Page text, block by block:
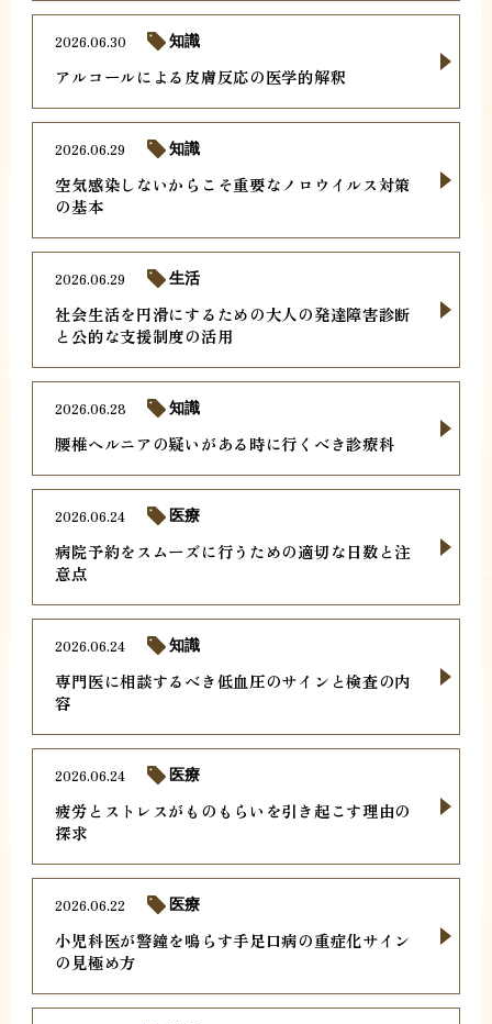
アルコールによる皮膚反応の医学的解釈
2026.06.30 知識
空気感染しないからこそ重要なノロウイルス対策
の基本
2026.06.29 知識
社会生活を円滑にするための大人の発達障害診断
と公的な支援制度の活用
2026.06.29 生活
腰椎ヘルニアの疑いがある時に行くべき診療科
2026.06.28 知識
病院予約をスムーズに行うための適切な日数と注
意点
2026.06.24 医療
専門医に相談するべき低血圧のサインと検査の内
容
2026.06.24 知識
疲労とストレスがものもらいを引き起こす理由の
探求
2026.06.24 医療
小児科医が警鐘を鳴らす手足口病の重症化サイン
の見極め方
2026.06.22 医療